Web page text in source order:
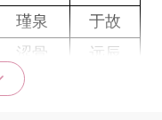
瑾泉
于故
涩骨
远辰
没边